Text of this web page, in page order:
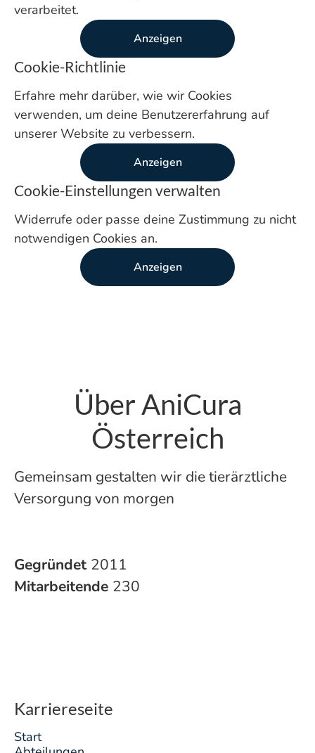
verarbeitet.
Anzeigen
Cookie-Richtlinie
Erfahre mehr darüber, wie wir Cookies
verwenden, um deine Benutzererfahrung auf
unserer Website zu verbessern.
Anzeigen
Cookie-Einstellungen verwalten
Widerrufe oder passe deine Zustimmung zu nicht
notwendigen Cookies an.
Anzeigen
Über AniCura
Österreich
Gemeinsam gestalten wir die tierärztliche
Versorgung von morgen
Gegründet 2011
Mitarbeitende 230
Karriereseite
Start